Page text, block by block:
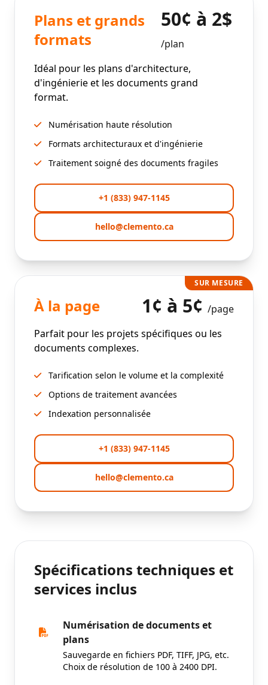
Plans et grands
formats
50¢ à 2$
/plan
Idéal pour les plans d'architecture,
d'ingénierie et les documents grand
format.
Numérisation haute résolution
Formats architecturaux et d'ingénierie
Traitement soigné des documents fragiles
+1 (833) 947-1145
hello@clemento.ca
SUR MESURE
À la page 1¢ à 5¢ /page
Parfait pour les projets spécifiques ou les
documents complexes.
Tarification selon le volume et la complexité
Options de traitement avancées
Indexation personnalisée
+1 (833) 947-1145
hello@clemento.ca
Spécifications techniques et
services inclus
Numérisation de documents et
plans
Sauvegarde en fichiers PDF, TIFF, JPG, etc.
Choix de résolution de 100 à 2400 DPI.